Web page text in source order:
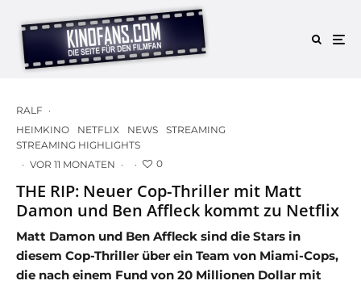
RALF ·
HEIMKINO
NETFLIX NEWS
STREAMING
STREAMING HIGHLIGHTS
· VOR 11 MONATEN · · 0
THE RIP: Neuer Cop-Thriller mit Matt
Damon und Ben Affleck kommt zu Netflix
Matt Damon und Ben Affleck sind die Stars in
diesem Cop-Thriller über ein Team von Miami-Cops,
die nach einem Fund von 20 Millionen Dollar mit